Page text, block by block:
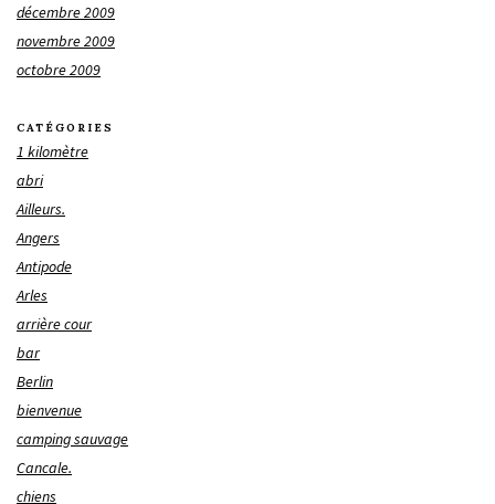
décembre 2009
novembre 2009
octobre 2009
CATÉGORIES
1 kilomètre
abri
Ailleurs.
Angers
Antipode
Arles
arrière cour
bar
Berlin
bienvenue
camping sauvage
Cancale.
chiens